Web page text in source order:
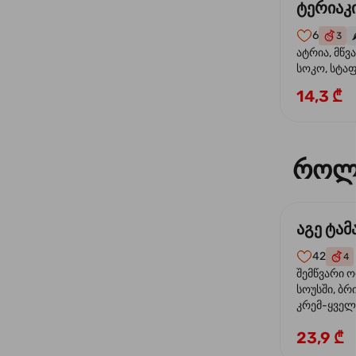
6 3
ატრია,
სოკო,
ტერიაკის
14,3 ₾
აგე
42 4
შემწვარი
სოუსში,
კრემ-
23,9 ₾